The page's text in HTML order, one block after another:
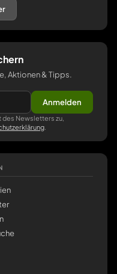
Aktionen & Tipps.
Anmelden
des Newsletters zu,